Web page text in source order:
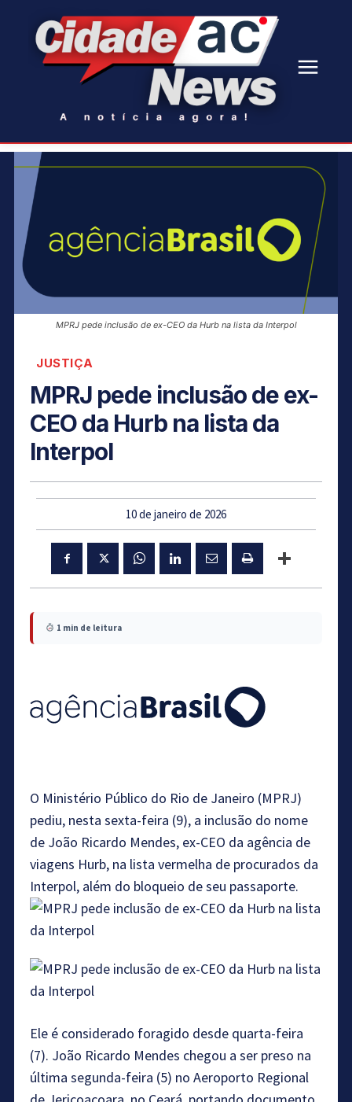
MPRJ pede inclusão de ex-CEO da Hurb na lista da Interpol
JUSTIÇA
MPRJ pede inclusão de ex-
CEO da Hurb na lista da
Interpol
10 de janeiro de 2026
1 min de leitura
O Ministério Público do Rio de Janeiro (MPRJ)
pediu, nesta sexta-feira (9), a inclusão do nome
de João Ricardo Mendes, ex-CEO da agência de
viagens Hurb, na lista vermelha de procurados da
Interpol, além do bloqueio de seu passaporte.
Ele é considerado foragido desde quarta-feira
(7). João Ricardo Mendes chegou a ser preso na
última segunda-feira (5) no Aeroporto Regional